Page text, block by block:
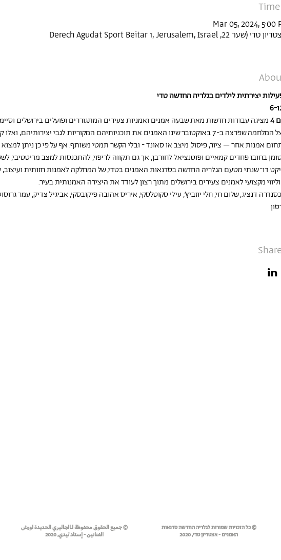
Mar 05, 2024, 5:00
יצירתית לילדים בגלריה החדשה טדי
4 מציגה עבודות חדשות מאת שבעה אמנים ואמניות צעירים המתגוררים ופועלים בירושלים
לאמנות בעיר .בצל המלחמה שפרצה ב-7 באוקטובר שינו האמנים את תוכניותיהם המקוריות לגבי
אמנות אחר – ציור, פיסול, מיצב או סאונד - ובלי הקשר תמטי משותף. אף על פי כן ניתן למצוא
בחובו פחדים קמאיים ופוטנציאל לחורבן, אך גם תקווה לריפוי, להתכנסות למצב מדיטטיבי,
דו־שנתי מטעם הגלריה החדשה בסדנאות האמנים בטדי, של המחלקה לאמנות חזותית ועיצוב,
מקצועי לאמנים צעירים בירושלים מתוך רצון לעודד את היצירה האמנותית בעיר.
דנציג, שלום חי, חלי יוזביץ׳, עילי סקוטלסקי, איריס אהובה פיקובסקי, אביגיל צדיק, עמר
© جميع الحقوق محفوظة لـالجاليري الحديدة لورش
الفنانين - إستاد تيدي, 2020
© כל הזכויות שמורות לגלריה החדשה סדנאות
האמנים - אצטדיון טדי, 2020